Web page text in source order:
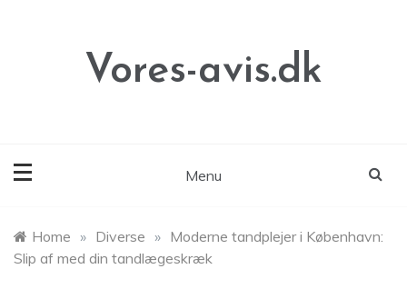
Vores-avis.dk
Menu
Home » Diverse » Moderne tandplejer i København:
Slip af med din tandlægeskræk